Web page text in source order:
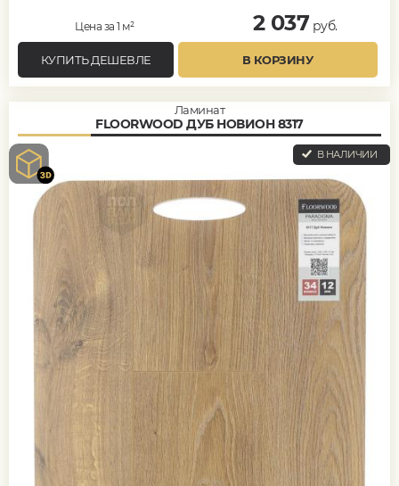
Цена за 1 м² 2 037 руб.
КУПИТЬ ДЕШЕВЛЕ В КОРЗИНУ
Ламинат
FLOORWOOD ДУБ НОВИОН 8317
В НАЛИЧИИ